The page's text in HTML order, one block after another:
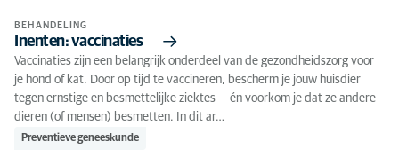
BEHANDELING
Inenten: vaccinaties
Vaccinaties zijn een belangrijk onderdeel van de gezondheidszorg voor
je hond of kat. Door op tijd te vaccineren, bescherm je jouw huisdier
tegen ernstige en besmettelijke ziektes — én voorkom je dat ze andere
dieren (of mensen) besmetten. In dit ar…
Preventieve geneeskunde